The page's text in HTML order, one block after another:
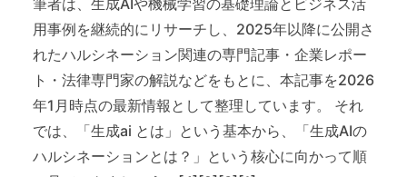
用事例を継続的にリサーチし、2025年以降に公開さ
れたハルシネーション関連の専門記事・企業レポー
ト・法律専門家の解説などをもとに、本記事を2026
年1月時点の最新情報として整理しています。 それ
では、「生成ai とは」という基本から、「生成AIの
ハルシネーションとは？」という核心に向かって順